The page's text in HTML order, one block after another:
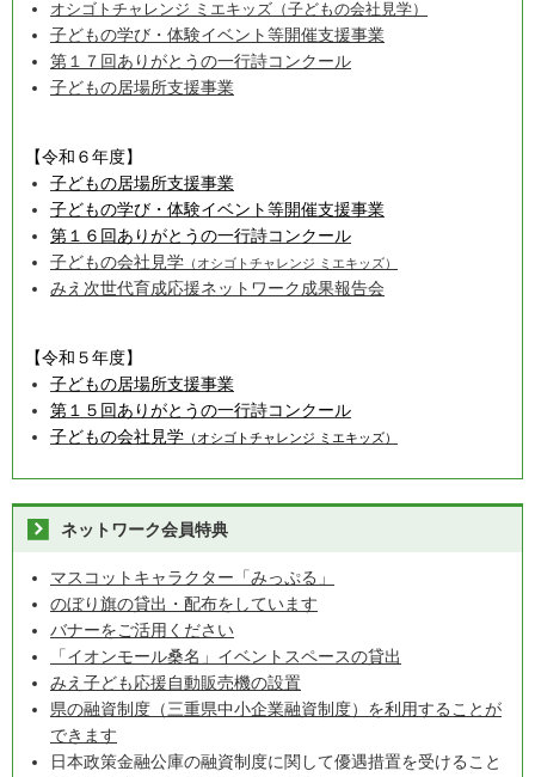
オシゴトチャレンジ ミエキッズ（子どもの会社見学）
子どもの学び・体験イベント等開催支援事業
第１７回ありがとうの一行詩コンクール
子どもの居場所支援事業
【令和６年度】
子どもの居場所支援事業
子どもの学び・体験イベント等開催支援事業
第１６回ありがとうの一行詩コンクール
子どもの会社見学 （オシゴトチャレンジ ミエキッズ）
みえ次世代育成応援ネットワーク成果報告会
【令和５年度】
子どもの居場所支援事業
第１５回ありがとうの一行詩コンクール
子どもの会社見学 （オシゴトチャレンジ ミエキッズ）
ネットワーク会員特典
マスコットキャラクター「みっぷる」
のぼり旗の貸出・配布をしています
バナーをご活用ください
「イオンモール桑名」イベントスペースの貸出
みえ子ども応援自動販売機の設置
県の融資制度（三重県中小企業融資制度）を利用することが
できます
日本政策金融公庫の融資制度に関して優遇措置を受けること